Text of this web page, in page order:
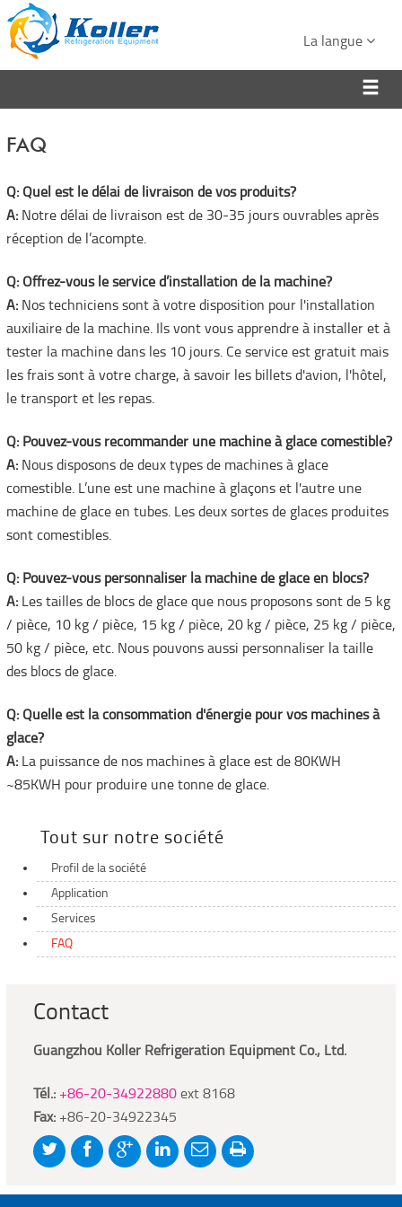
La langue
FAQ
Q: Quel est le délai de livraison de vos produits?
A: Notre délai de livraison est de 30-35 jours ouvrables après
réception de l’acompte.
Q: Offrez-vous le service d’installation de la machine?
A:Nos techniciens sont à votre disposition pour l'installation
auxiliaire de la machine. Ils vont vous apprendre à installer et à
tester la machine dans les 10 jours. Ce service est gratuit mais
les frais sont à votre charge, à savoir les billets d'avion, l'hôtel,
le transport et les repas.
Q: Pouvez-vous recommander une machine à glace comestible?
A: Nous disposons de deux types de machines à glace
comestible. L’une est une machine à glaçons et l'autre une
machine de glace en tubes. Les deux sortes de glaces produites
sont comestibles.
Q: Pouvez-vous personnaliser la machine de glace en blocs?
A:Les tailles de blocs de glace que nous proposons sont de 5 kg
/ pièce, 10 kg / pièce, 15 kg / pièce, 20 kg / pièce, 25 kg / pièce,
50 kg / pièce, etc. Nous pouvons aussi personnaliser la taille
des blocs de glace.
Q: Quelle est la consommation d'énergie pour vos machines à
glace?
A: La puissance de nos machines à glace est de 80KWH
~85KWH pour produire une tonne de glace.
Tout sur notre société
Profil de la société
Application
Services
FAQ
Contact
Guangzhou Koller Refrigeration Equipment Co., Ltd.
Tél.: +86-20-34922880ext 8168
Fax: +86-20-34922345